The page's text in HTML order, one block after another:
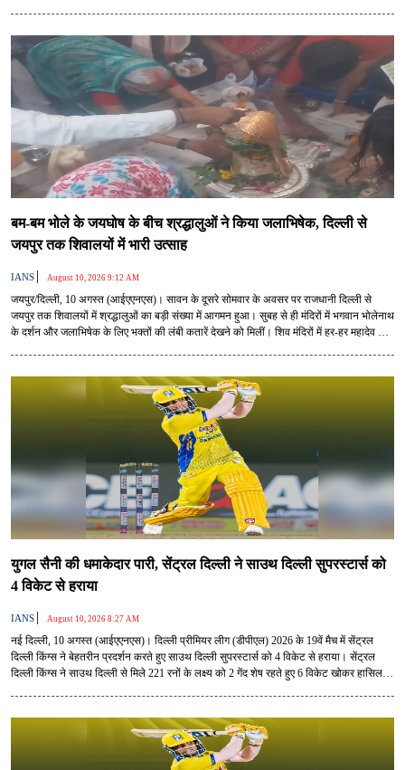
बम-बम भोले के जयघोष के बीच श्रद्धालुओं ने किया जलाभिषेक, दिल्ली से
जयपुर तक शिवालयों में भारी उत्साह
IANS | August 10, 2026 9:12 AM
जयपुर/दिल्ली, 10 अगस्त (आईएएनएस)। सावन के दूसरे सोमवार के अवसर पर राजधानी दिल्ली से
जयपुर तक शिवालयों में श्रद्धालुओं का बड़ी संख्या में आगमन हुआ। सुबह से ही मंदिरों में भगवान भोलेनाथ
के दर्शन और जलाभिषेक के लिए भक्तों की लंबी कतारें देखने को मिलीं। शिव मंदिरों में हर-हर महादेव और
युगल सैनी की धमाकेदार पारी, सेंट्रल दिल्ली ने साउथ दिल्ली सुपरस्टार्स को
4 विकेट से हराया
IANS | August 10, 2026 8:27 AM
नई दिल्ली, 10 अगस्त (आईएएनएस)। दिल्ली प्रीमियर लीग (डीपीएल) 2026 के 19वें मैच में सेंट्रल
दिल्ली किंग्स ने बेहतरीन प्रदर्शन करते हुए साउथ दिल्ली सुपरस्टार्स को 4 विकेट से हराया। सेंट्रल
दिल्ली किंग्स ने साउथ दिल्ली से मिले 221 रनों के लक्ष्य को 2 गेंद शेष रहते हुए 6 विकेट खोकर हासिल